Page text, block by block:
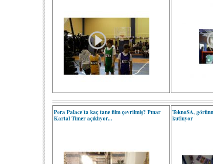
Pera Palace'ta kaç tane film çevrilmiş? Pınar
Kartal Timer açıklıyor...
TeknoSA,
kutluyor